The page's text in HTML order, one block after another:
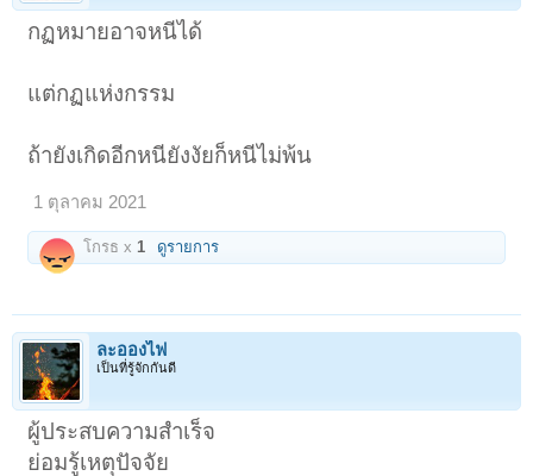
กฏหมายอาจหนีได้
แต่กฏแห่งกรรม
ถ้ายังเกิดอีกหนียังงัยก็หนีไม่พ้น
1 ตุลาคม 2021
โกรธ x1 ดูรายการ
ละอองไฟ
เป็นที่รู้จักกันดี
ผู้ประสบความสำเร็จ
ย่อมรู้เหตุปัจจัย